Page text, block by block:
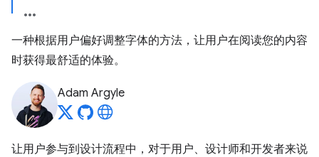
一种根据用户偏好调整字体的方法，让用户在阅读您的内容
时获得最舒适的体验。
Adam Argyle
让用户参与到设计流程中，对于用户、设计师和开发者来说